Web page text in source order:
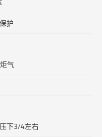
护
气
下3/4左右